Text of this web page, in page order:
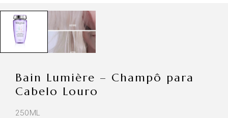
Bain Lumière – Champô para
Cabelo Louro
250ML